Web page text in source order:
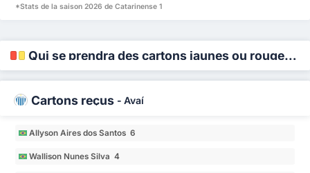
*Stats de la saison 2026 de Catarinense 1
Qui se prendra des cartons jaunes ou rouges ?
Cartons reçus - Avaí
Allyson Aires dos Santos 6
Wallison Nunes Silva 4